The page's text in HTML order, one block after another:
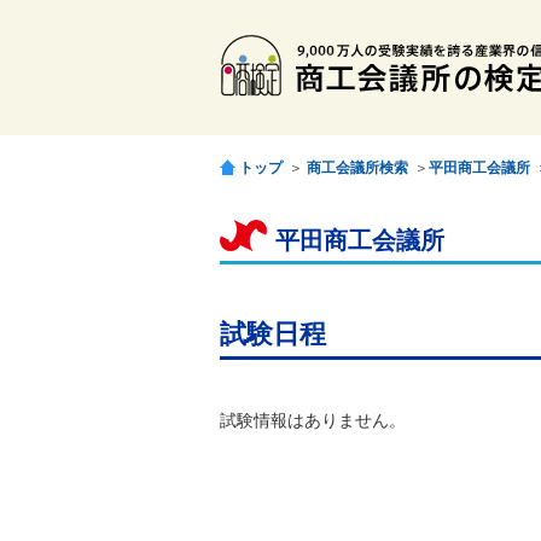
トップ ＞ 商工会議所検索 ＞ 平田商工会議所
平田商工会議所
試験日程
試験情報はありません。